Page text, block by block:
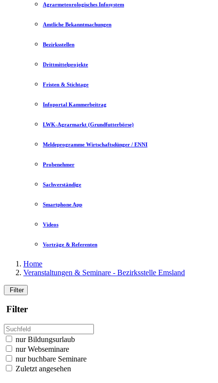
Agrarmeteorologisches Infosystem
Amtliche Bekanntmachungen
Bezirksstellen
Drittmittelprojekte
Fristen & Stichtage
Infoportal Kammerbeitrag
LWK-Agrarmarkt (Grundfutterbörse)
Meldeprogramme Wirtschaftsdünger / ENNI
Probenehmer
Sachverständige
Smartphone App
Videos
Vorträge & Referenten
Home
Veranstaltungen & Seminare - Bezirksstelle Emsland
Filter
Filter
nur Bildungsurlaub
nur Webseminare
nur buchbare Seminare
Zuletzt angesehen